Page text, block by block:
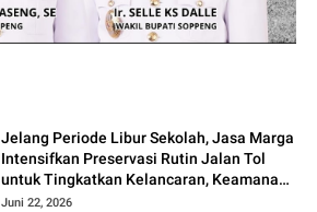
Jelang Periode Libur Sekolah, Jasa Marga
Intensifkan Preservasi Rutin Jalan Tol
untuk Tingkatkan Kelancaran, Keamanan
dan Kenyamanan Perjalanan
Juni 22, 2026